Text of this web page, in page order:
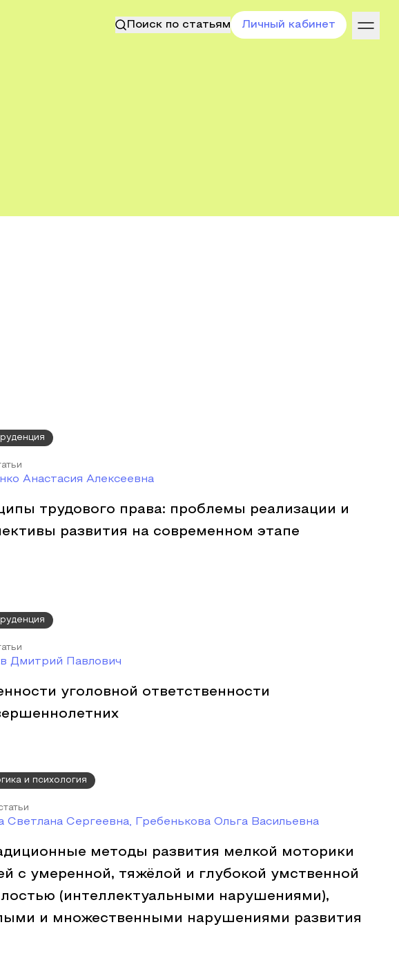
Поиск по статьям Личный кабинет
Анастасия Алексеевна
трудового права: проблемы реализации и
развития на современном этапе
Дмитрий Павлович
уголовной ответственности
и психология
Светлана Сергеевна, Гребенькова Ольга Васильевна
методы развития мелкой моторики
с умеренной, тяжёлой и глубокой умственной
(интеллектуальными нарушениями),
и множественными нарушениями развития